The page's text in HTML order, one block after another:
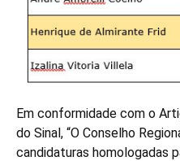
Em conformidade com o
do Sinal, “O Conselho
candidaturas homologadas